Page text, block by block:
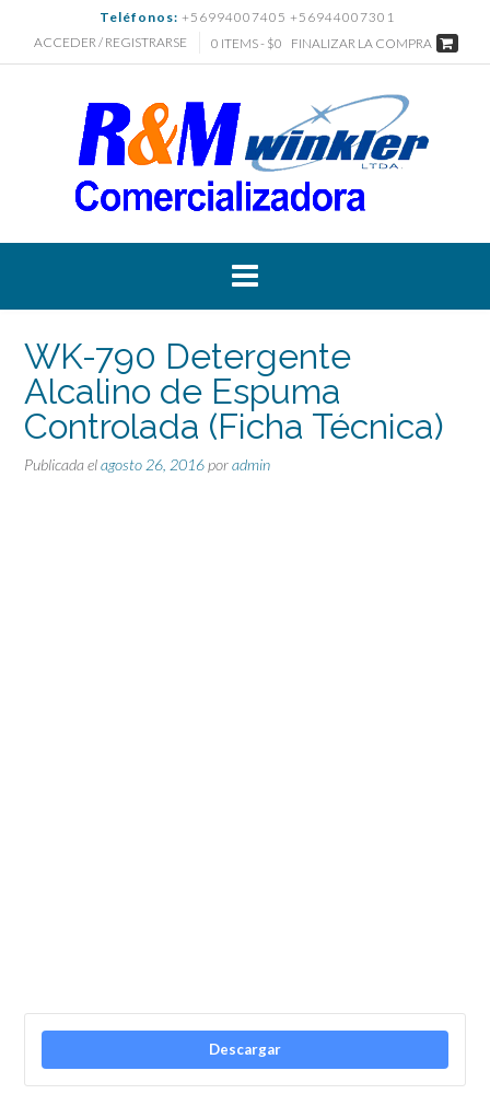
contenido
Teléfonos: +56994007405 +56944007301
ACCEDER / REGISTRARSE
0 ITEMS - $0 FINALIZAR LA COMPRA
WK-790 Detergente
Alcalino de Espuma
Controlada (Ficha Técnica)
Publicada elagosto 26, 2016poradmin
Descargar